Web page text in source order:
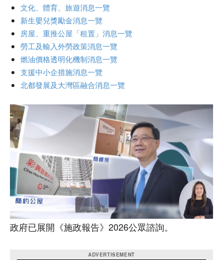
文化、體育、旅遊消息一覽
新生嬰兒獎勵金消息一覽
房屋、重推公屋「租置」消息一覽
勞工及輸入外勞政策消息一覽
燃油價格透明化機制消息一覽
支援中小企措施消息一覽
北都發展及大灣區融合消息一覽
政府已展開《施政報告》2026公眾諮詢。